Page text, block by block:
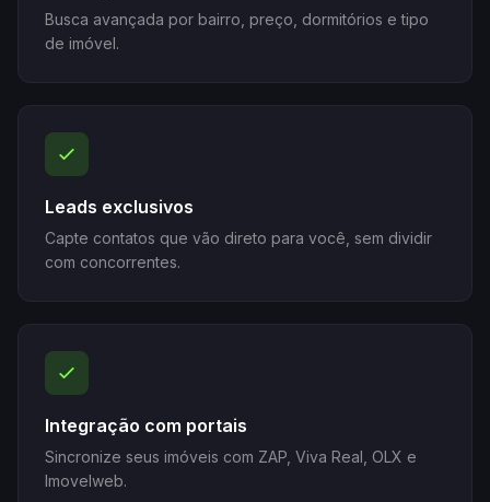
Busca avançada por bairro, preço, dormitórios e tipo
de imóvel.
Leads exclusivos
Capte contatos que vão direto para você, sem dividir
com concorrentes.
Integração com portais
Sincronize seus imóveis com ZAP, Viva Real, OLX e
Imovelweb.